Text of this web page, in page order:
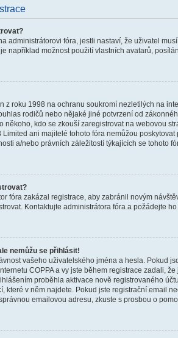
administrátorovi fóra, jestli nastaví, že uživatel
například možnost použití vlastních avatarů,
z roku 1998 na ochranu soukromí nezletilých na
rodičů nebo nějaké jiné potvrzení od
někoho, kdo se zkouší zaregistrovat na webovou
ani majitelé tohoto fóra nemůžou
a/nebo právních záležitostí týkajících se tohoto
fóra zakázal registrace, aby zabránil novým
Kontaktujte administrátora fóra a požádejte ho
nemůžu se přihlásit!
vašeho uživatelského jména a hesla. Pokud
COPPA a vy jste během registrace zadali,
proběhla aktivace nově registrovaného
které v něm najdete. Pokud jste registrační email
emailovou adresu, zkuste s prosbou o